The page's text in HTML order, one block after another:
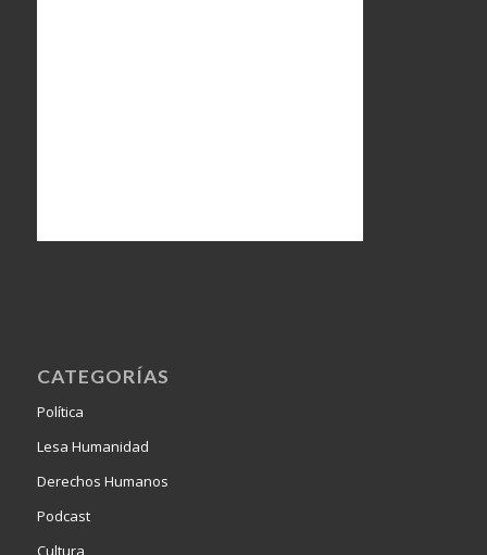
CATEGORÍAS
Política
Lesa Humanidad
Derechos Humanos
Podcast
Cultura